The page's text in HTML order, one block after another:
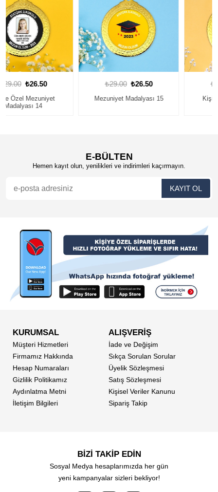
₺29.00
Mezuniyet Madalyası 15
₺29.00
Kişiye Özel Mezuniyet
E-BÜLTEN
Hemen kayıt olun, yenilikleri ve indirimleri kaçırmayın.
KURUMSAL
Müşteri Hizmetleri
Firmamız Hakkında
Hesap Numaraları
Gizlilik Politikamız
Aydınlatma Metni
İletişim Bilgileri
ALIŞVERİŞ
İade ve Değişim
Sıkça Sorulan Sorular
Üyelik Sözleşmesi
Satış Sözleşmesi
Kişisel Veriler Kanunu
Sipariş Takip
BİZİ TAKİP EDİN
Sosyal Medya hesaplarımızda her gün
yeni kampanyalar sizleri bekliyor!